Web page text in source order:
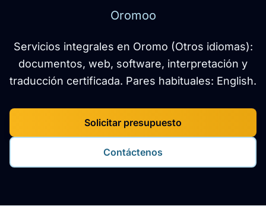
Oromoo
Servicios integrales en Oromo (Otros idiomas):
documentos, web, software, interpretación y
traducción certificada. Pares habituales: English.
Solicitar presupuesto
Contáctenos